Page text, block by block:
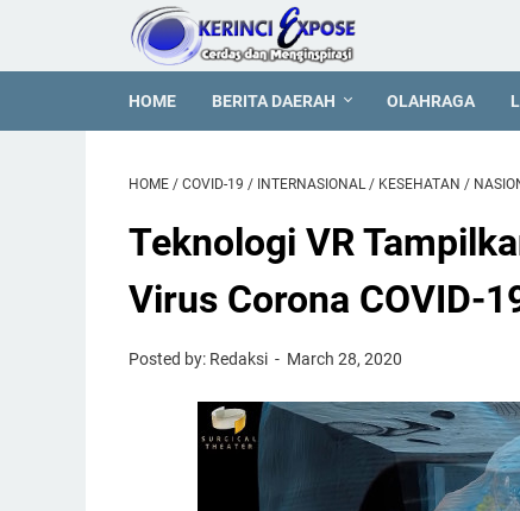
HOME BERITA DAERAH OLAHRAGA
HOME / COVID-19 / INTERNASIONAL / KESEHATAN /
Teknologi VR
Virus Corona COVID-
Posted by: Redaksi March 28, 2020